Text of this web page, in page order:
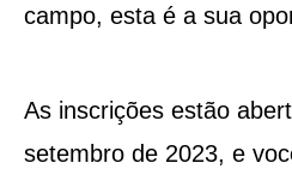
campo, esta é a sua
As inscrições estão
setembro de 2023, e